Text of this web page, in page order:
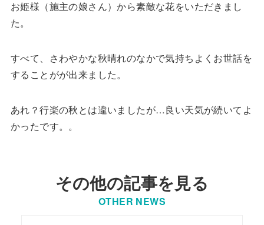
お姫様（施主の娘さん）から素敵な花をいただきまし
た。
すべて、さわやかな秋晴れのなかで気持ちよくお世話を
することがが出来ました。
あれ？行楽の秋とは違いましたが…良い天気が続いてよ
かったです。。
その他の記事を見る
OTHER NEWS